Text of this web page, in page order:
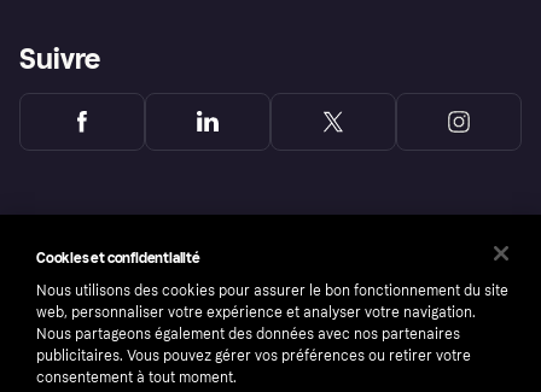
Suivre
Cookies et confidentialité
Nous utilisons des cookies pour assurer le bon fonctionnement du site
web, personnaliser votre expérience et analyser votre navigation.
Nous partageons également des données avec nos partenaires
publicitaires. Vous pouvez gérer vos préférences ou retirer votre
consentement à tout moment.